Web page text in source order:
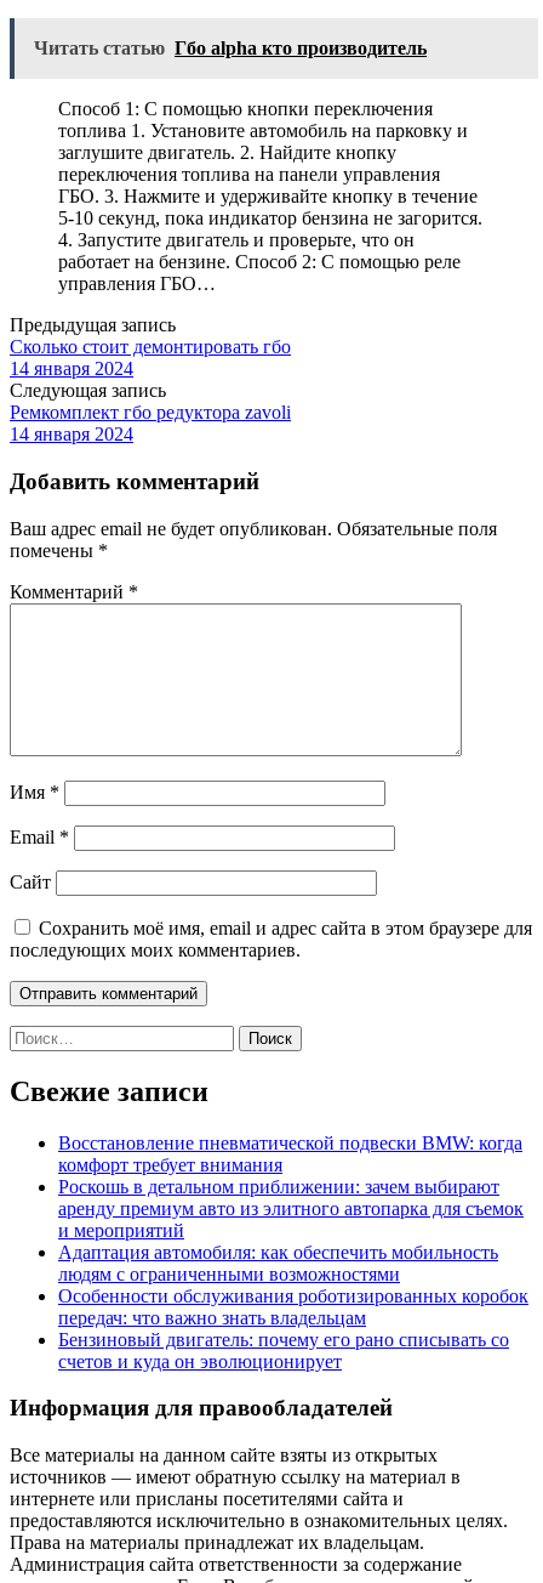
Читать статью Гбо alpha кто производитель
Способ 1: С помощью кнопки переключения
топлива 1. Установите автомобиль на парковку и
заглушите двигатель. 2. Найдите кнопку
переключения топлива на панели управления
ГБО. 3. Нажмите и удерживайте кнопку в течение
5-10 секунд, пока индикатор бензина не загорится.
4. Запустите двигатель и проверьте, что он
работает на бензине. Способ 2: С помощью реле
управления ГБО…
Предыдущая запись
Сколько стоит демонтировать гбо
14 января 2024
Следующая запись
Ремкомплект гбо редуктора zavoli
14 января 2024
Добавить комментарий
Ваш адрес email не будет опубликован. Обязательные поля
помечены *
Комментарий *
Имя *
Email *
Сайт
Сохранить моё имя, email и адрес сайта в этом браузере для
последующих моих комментариев.
Найти:
Свежие записи
Восстановление пневматической подвески BMW: когда
комфорт требует внимания
Роскошь в детальном приближении: зачем выбирают
аренду премиум авто из элитного автопарка для съемок
и мероприятий
Адаптация автомобиля: как обеспечить мобильность
людям с ограниченными возможностями
Особенности обслуживания роботизированных коробок
передач: что важно знать владельцам
Бензиновый двигатель: почему его рано списывать со
счетов и куда он эволюционирует
Информация для правообладателей
Все материалы на данном сайте взяты из открытых
источников — имеют обратную ссылку на материал в
интернете или присланы посетителями сайта и
предоставляются исключительно в ознакомительных целях.
Права на материалы принадлежат их владельцам.
Администрация сайта ответственности за содержание